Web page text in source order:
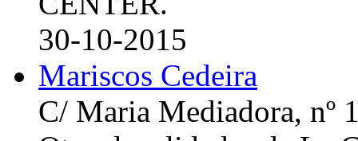
30-10-2015
Mariscos Cedeira
C/ Maria Mediadora, nº